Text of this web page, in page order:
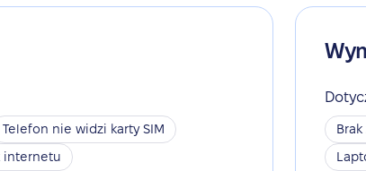
Telefon nie widzi karty SIM
internetu